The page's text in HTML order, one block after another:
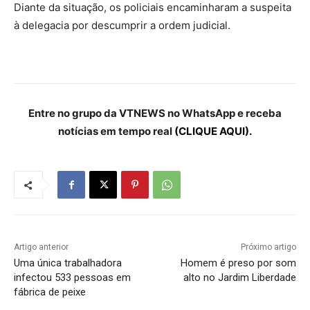
Diante da situação, os policiais encaminharam a suspeita
à delegacia por descumprir a ordem judicial.
Entre no grupo da VTNEWS no WhatsApp e receba
notícias em tempo real (CLIQUE AQUI).
Artigo anterior
Uma única trabalhadora
infectou 533 pessoas em
fábrica de peixe
Próximo artigo
Homem é preso por som
alto no Jardim Liberdade